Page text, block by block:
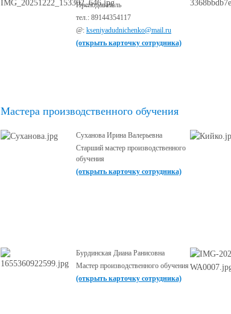
Преподаватель
тел.: 89144354117
@: kseniyadudnichenko@mail.ru
(открыть карточку сотрудника)
Мастера производственного обучения
Суханова Ирина Валерьевна
Старший мастер производственного
обучения
(открыть карточку сотрудника)
Бурдинская Диана Ранисовна
Мастер производственного обучения
(открыть карточку сотрудника)